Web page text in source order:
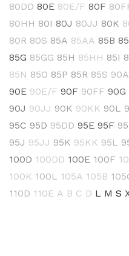
80DD 80E 80E/F 80F
80HH 80I 80J 80JJ 80K
80R 80S 85A 85AA 85B
85G 85GG 85H 85HH 85I
85N 85O 85P 85R 85S 90A
90E 90E/F 90F 90FF 90G
90J 90JJ 90K 90KK 90L
95C 95D 95DD 95E 95F
95J 95JJ 95K 95KK 95L
100D 100DD 100E 100F
100K 100L 105A 105B
110D 110E A B C D L M S